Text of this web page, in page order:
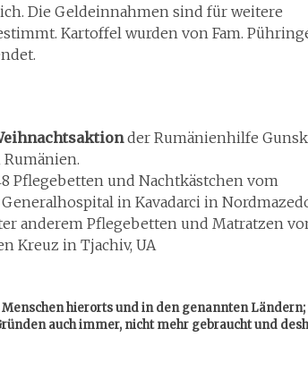
Die Geldeinnahmen sind für weitere
Kartoffel wurden von Fam.
der Rumänienhilfe
Pflegebetten und Nachtkästchen vom
in Kavadarci in
anderem Pflegebetten und Matratzen
Kreuz in Tjachiv, UA
hierorts und in den genannten Ländern;
auch immer, nicht mehr gebraucht und